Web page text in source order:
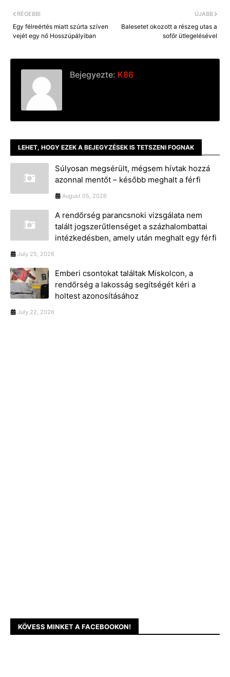
ÚJABB
Balesetet okozott a részeg utas a
sofőr ütlegelésével
RÉGEBBI
Egy félreértés miatt szúrta szíven
vejét egy nő Hosszúpályiban
Bejegyezte: K86
LEHET, HOGY EZEK A BEJEGYZÉSEK IS TETSZENI FOGNAK
Súlyosan megsérült, mégsem hívtak hozzá
azonnal mentőt – később meghalt a férfi
August 05, 2026
A rendőrség parancsnoki vizsgálata nem
talált jogszerűtlenséget a százhalombattai
intézkedésben, amely után meghalt egy férfi
July 25, 2026
Emberi csontokat találtak Miskolcon, a
rendőrség a lakosság segítségét kéri a
holtest azonosításához
July 22, 2026
KÖVESS MINKET A FACEBOOKON!